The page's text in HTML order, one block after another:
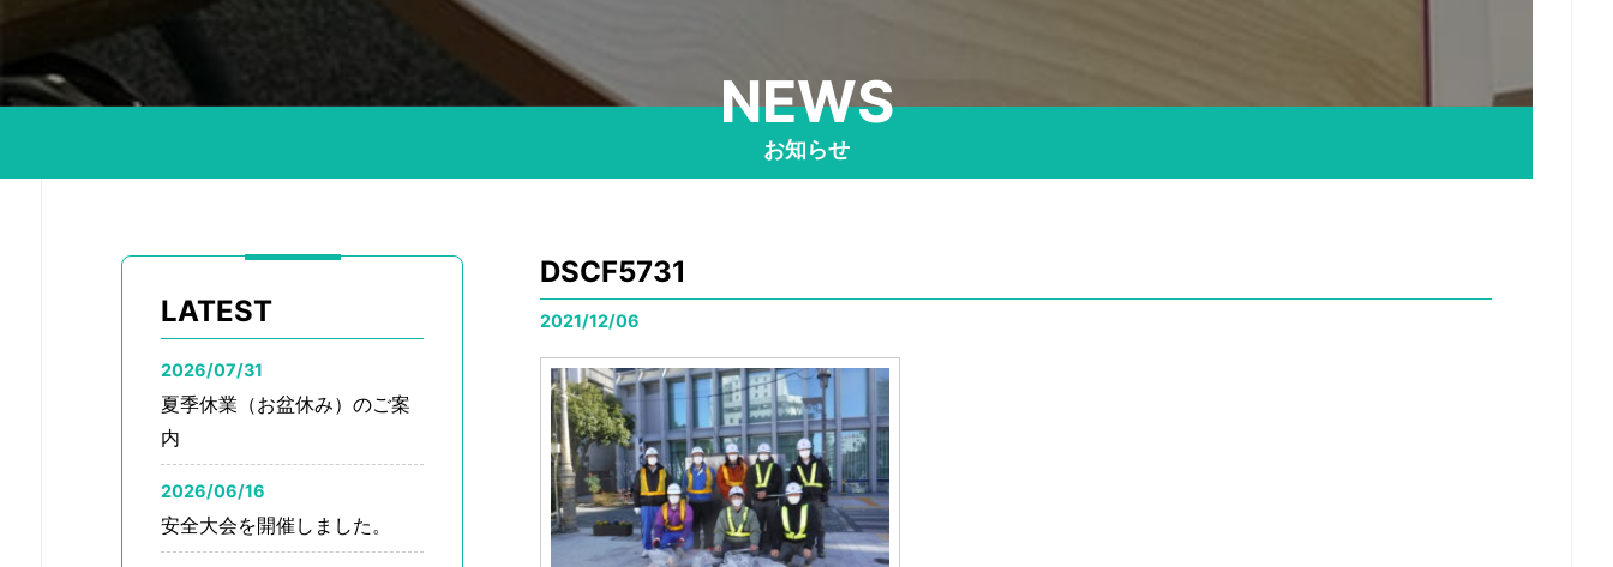
NEWS
お知らせ
LATEST
2026/07/31
夏季休業（お盆休み）のご案
内
2026/06/16
安全大会を開催しました。
DSCF5731
2021/12/06